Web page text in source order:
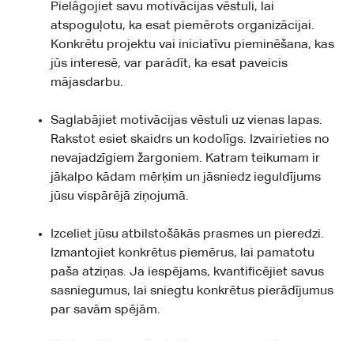
Pielāgojiet savu motivācijas vēstuli, lai
atspoguļotu, ka esat piemērots organizācijai.
Konkrētu projektu vai iniciatīvu pieminēšana, kas
jūs interesē, var parādīt, ka esat paveicis
mājasdarbu.
Saglabājiet motivācijas vēstuli uz vienas lapas.
Rakstot esiet skaidrs un kodolīgs. Izvairieties no
nevajadzīgiem žargoniem. Katram teikumam ir
jākalpo kādam mērķim un jāsniedz ieguldījums
jūsu vispārējā ziņojumā.
Izceliet jūsu atbilstošākās prasmes un pieredzi.
Izmantojiet konkrētus piemērus, lai pamatotu
paša atziņas. Ja iespējams, kvantificējiet savus
sasniegumus, lai sniegtu konkrētus pierādījumus
par savām spējām.